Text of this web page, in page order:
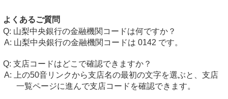
よくあるご質問
山梨中央銀行の金融機関コードは何ですか？
山梨中央銀行の金融機関コードは 0142 です。
支店コードはどこで確認できますか？
上の50音リンクから支店名の最初の文字を選ぶと、支店
一覧ページに進んで支店コードを確認できます。